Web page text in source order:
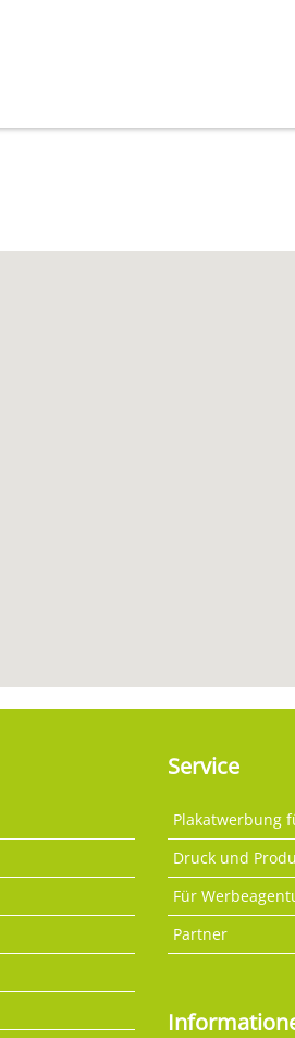
Service
Plakatwerbung
Druck und
Für
Partner